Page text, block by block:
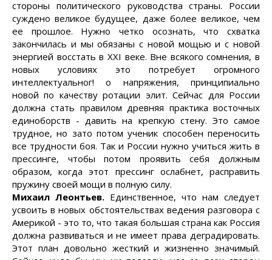
стороны политического руководства страны. России
суждено великое будущее, даже более великое, чем
ее прошлое. Нужно четко осознать, что схватка
закончилась и мы обязаны с новой мощью и с новой
энергией восстать в XXI веке. Вне всякого сомнения, в
новых условиях это потребует огромного
интеллектуальног! о напряжения, принципиально
новой по качеству ротации элит. Сейчас для России
должна стать правилом древняя практика восточных
единоборств - давить на крепкую стену. Это самое
трудное, но зато потом ученик способен переносить
все трудности боя. Так и России нужно учиться жить в
прессинге, чтобы потом проявить себя должным
образом, когда этот прессинг ослабнет, расправить
пружину своей мощи в полную силу.
Михаил Леонтьев. Единственное, что нам следует
усвоить в новых обстоятельствах ведения разговора с
Америкой - это то, что такая большая страна как Россия
должна развиваться и не имеет права деградировать.
Этот план довольно жесткий и жизненно значимый.